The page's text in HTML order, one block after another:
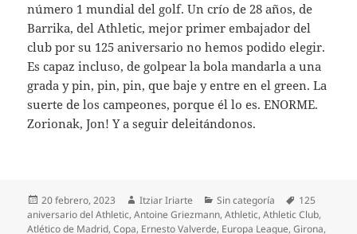
número 1 mundial del golf. Un crío de 28 años, de
Barrika, del Athletic, mejor primer embajador del
club por su 125 aniversario no hemos podido elegir.
Es capaz incluso, de golpear la bola mandarla a una
grada y pin, pin, pin, que baje y entre en el green. La
suerte de los campeones, porque él lo es. ENORME.
Zorionak, Jon! Y a seguir deleitándonos.
Publicado
el
20 febrero, 2023 Autor
Itziar Iriarte Categorías
Sin categoría Etiquetas
125
aniversario del Athletic,Antoine Griezmann,Athletic,Athletic Club,
Atlético de Madrid,Copa, Ernesto Valverde, Europa League,Girona,